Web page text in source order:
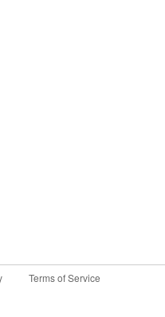
Terms of Service